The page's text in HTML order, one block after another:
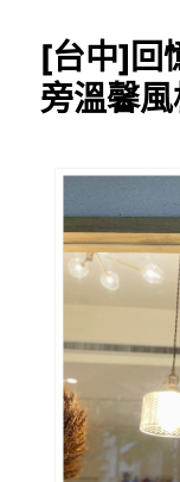
[台中]回
旁溫馨